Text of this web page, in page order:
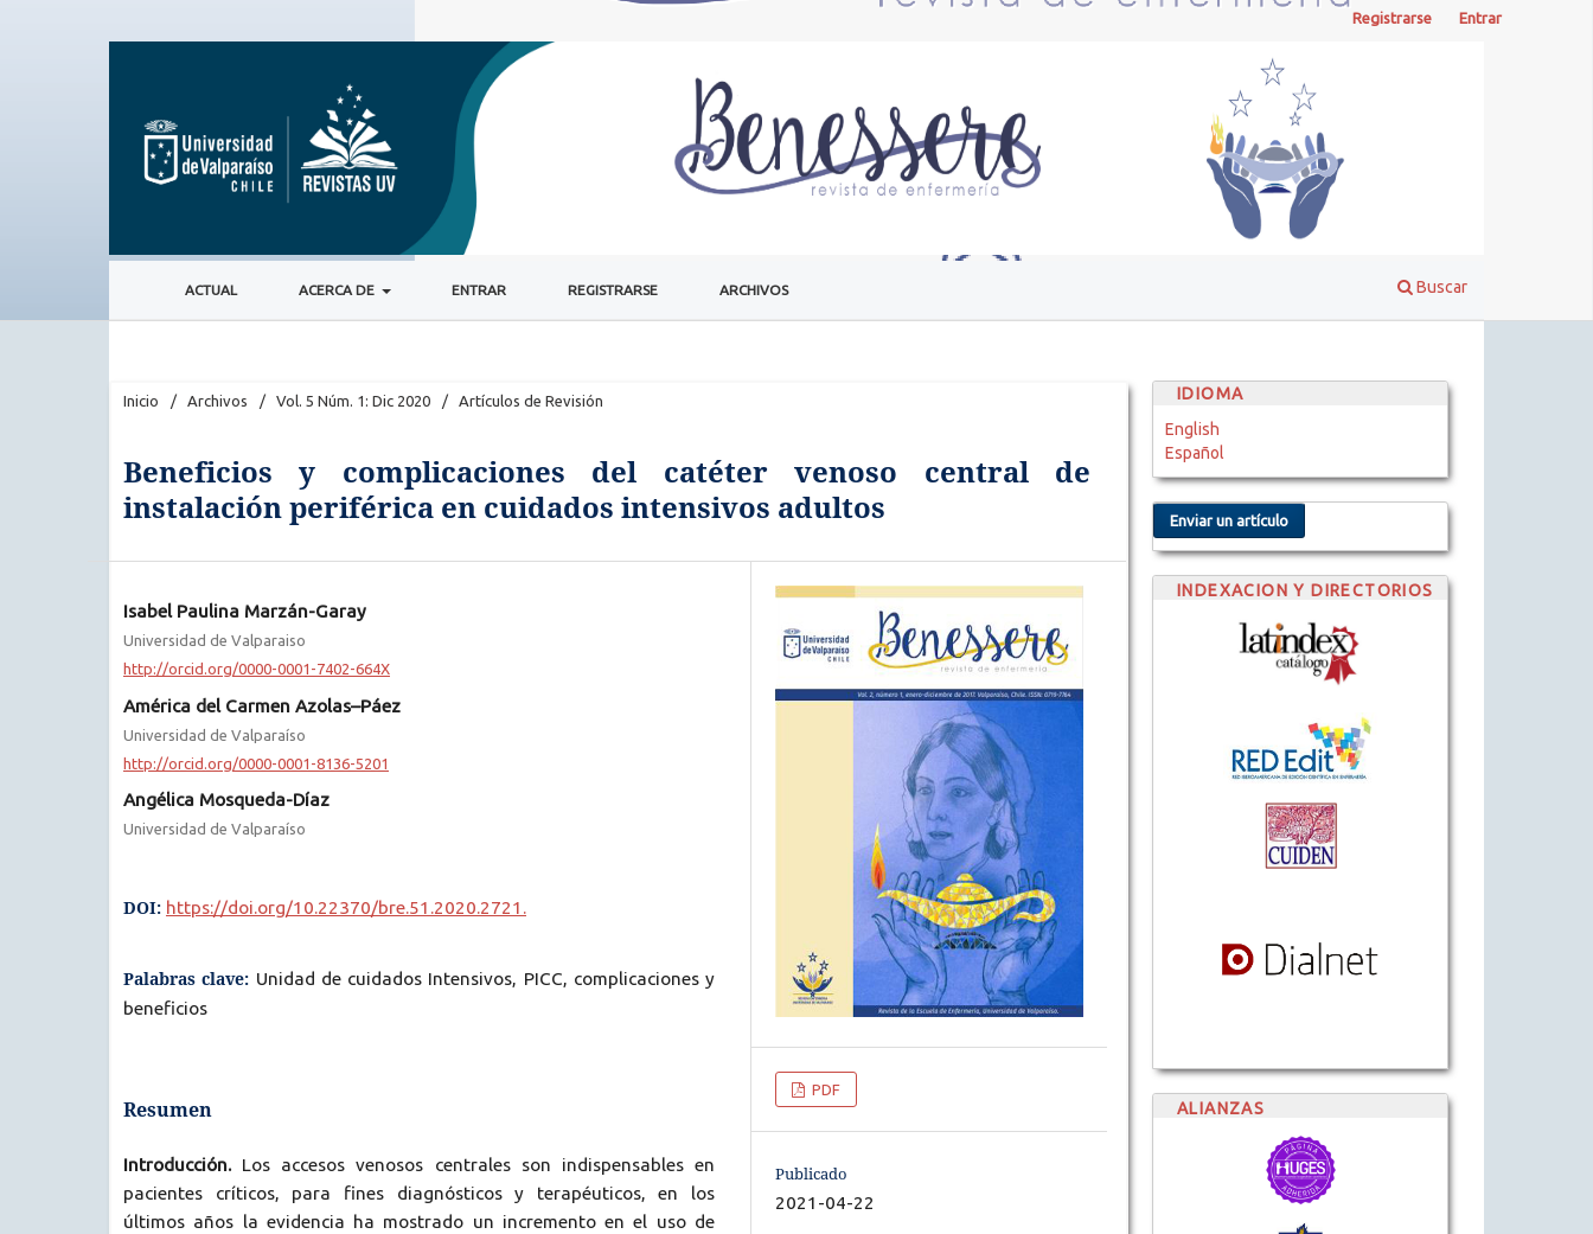
ACTUAL ACERCA DE ENTRAR REGISTRARSE ARCHIVOS Buscar
Registrarse Entrar
Inicio / Archivos / Vol. 5 Núm. 1: Dic 2020 / Artículos de Revisión
Beneficios y complicaciones del catéter venoso central de
instalación periférica en cuidados intensivos adultos
Isabel Paulina Marzán-Garay
Universidad de Valparaiso
http://orcid.org/0000-0001-7402-664X
América del Carmen Azolas–Páez
Universidad de Valparaíso
http://orcid.org/0000-0001-8136-5201
Angélica Mosqueda-Díaz
Universidad de Valparaíso
DOI: https://doi.org/10.22370/bre.51.2020.2721.
Palabras clave: Unidad de cuidados Intensivos, PICC, complicaciones y
beneficios
Resumen
Introducción. Los accesos venosos centrales son indispensables en
pacientes críticos, para fines diagnósticos y terapéuticos, en los
últimos años la evidencia ha mostrado un incremento en el uso de
PDF
Publicado
2021-04-22
IDIOMA
English
Español
Enviar un artículo
INDEXACION Y DIRECTORIOS
ALIANZAS